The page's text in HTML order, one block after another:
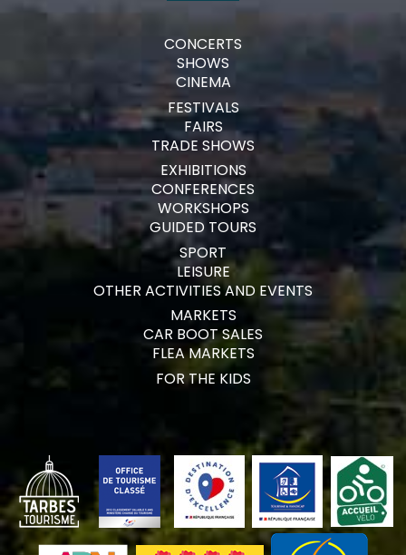
CONCERTS
SHOWS
CINEMA
FESTIVALS
FAIRS
TRADE SHOWS
EXHIBITIONS
CONFERENCES
WORKSHOPS
GUIDED TOURS
SPORT
LEISURE
OTHER ACTIVITIES AND EVENTS
MARKETS
CAR BOOT SALES
FLEA MARKETS
FOR THE KIDS